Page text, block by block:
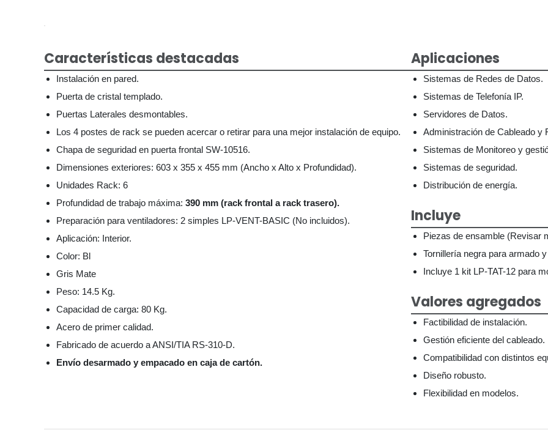
Características destacadas
Instalación en pared.
Puerta de cristal templado.
Puertas Laterales desmontables.
Los 4 postes de rack se pueden acercar o retirar para una mejor instalación de equipo.
Chapa de seguridad en puerta frontal SW-10516.
Dimensiones exteriores: 603 x 355 x 455 mm (Ancho x Alto x Profundidad).
Unidades Rack: 6
Profundidad de trabajo máxima: 390 mm (rack frontal a rack trasero).
Preparación para ventiladores: 2 simples LP-VENT-BASIC (No incluidos).
Aplicación: Interior.
Color: Bl
Gris Mate
Peso: 14.5 Kg.
Capacidad de carga: 80 Kg.
Acero de primer calidad.
Fabricado de acuerdo a ANSI/TIA RS-310-D.
Envío desarmado y empacado en caja de cartón.
Aplicaciones
Sistemas de Redes de Datos.
Sistemas de Telefonía IP.
Servidores de Datos.
Administración de Cableado y
Sistemas de Monitoreo y
Sistemas de seguridad.
Distribución de energía.
Incluye
Piezas de ensamble (Revisar
Tornillería negra para armado
Incluye 1 kit LP-TAT-12 para
Valores agregados
Factibilidad de instalación.
Gestión eficiente del cableado.
Compatibilidad con distintos
Diseño robusto.
Flexibilidad en modelos.